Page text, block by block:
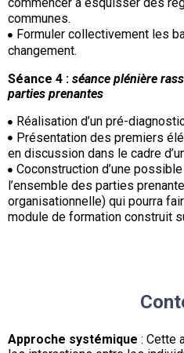
communes.
Formuler collectivement les
changement.
Séance 4 : séance plénière
parties prenantes
Réalisation d’un pré-
Présentation des premiers
en discussion dans le cadre
Coconstruction d’une
l’ensemble des parties
organisationnelle) qui pourra
module de formation construit
Approche systémique : Cette